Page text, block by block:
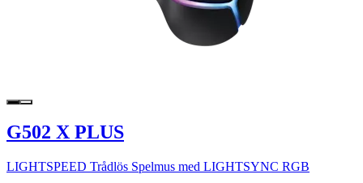
G502 X PLUS
LIGHTSPEED Trådlös Spelmus med LIGHTSYNC RGB